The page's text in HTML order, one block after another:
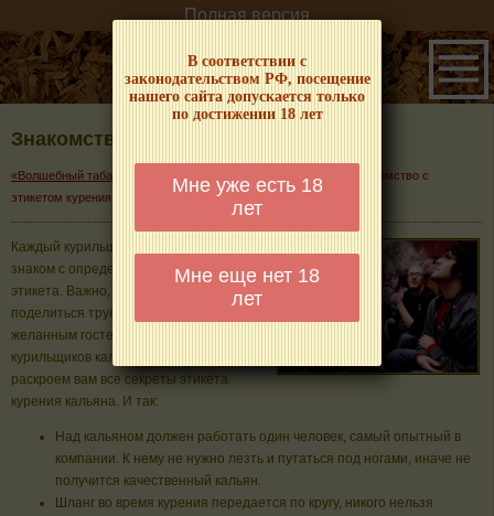
В соответствии с
законодательством РФ, посещение
нашего сайта допускается только
по достижении 18 лет
Мне уже есть 18
лет
Мне еще нет 18
лет
Полная версия
Знакомство с этикетом курения
«Волшебный табачок» – о табаке и курении
Знакомство с
этикетом курения кальяна
Каждый курильщик
знаком с определенными правилами
этикета. Важно, чтобы с вами хотели
поделиться трубкой, и вы были
желанным гостем в любой компании
курильщиков кальяна. В этой статье мы
раскроем вам все секреты этикета
курения кальяна. И так:
Над кальяном должен работать один человек, самый опытный в
компании. К нему не нужно лезть и путаться под ногами, иначе не
получится качественный кальян.
Шланг во время курения передается по кругу, никого нельзя